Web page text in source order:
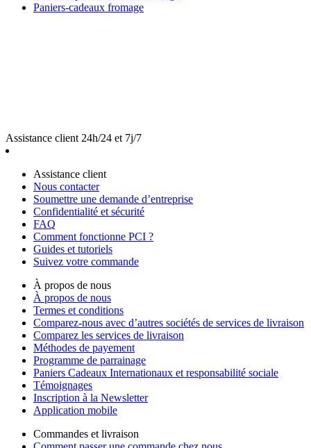
Paniers-cadeaux fromage
Assistance client 24h/24 et 7j/7
Assistance client
Nous contacter
Soumettre une demande d’entreprise
Confidentialité et sécurité
FAQ
Comment fonctionne PCI ?
Guides et tutoriels
Suivez votre commande
À propos de nous
À propos de nous
Termes et conditions
Comparez-nous avec d’autres sociétés de services de livraison
Comparez les services de livraison
Méthodes de payement
Programme de parrainage
Paniers Cadeaux Internationaux et responsabilité sociale
Témoignages
Inscription à la Newsletter
Application mobile
Commandes et livraison